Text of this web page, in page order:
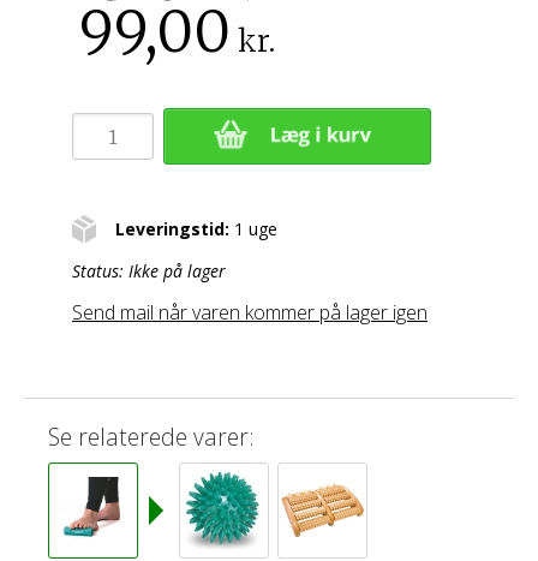
99,00 kr.
Leveringstid: 1 uge
Status: Ikke på lager
Send mail når varen kommer på lager igen
Se relaterede varer: